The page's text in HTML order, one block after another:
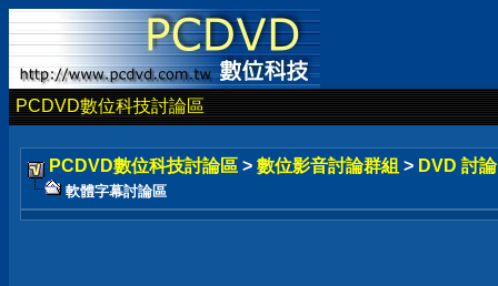
PCDVD數位科技討論區
PCDVD數位科技討論區 > 數位影音討論群組 > DVD 討
軟體字幕討論區